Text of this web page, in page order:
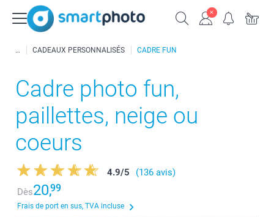
CADEAUX PERSONNALISÉS CADRE FUN
Cadre photo fun,
paillettes, neige ou
coeurs
4.9/5
(136 avis)
Dès20,99
Frais de port en sus, TVA incluse